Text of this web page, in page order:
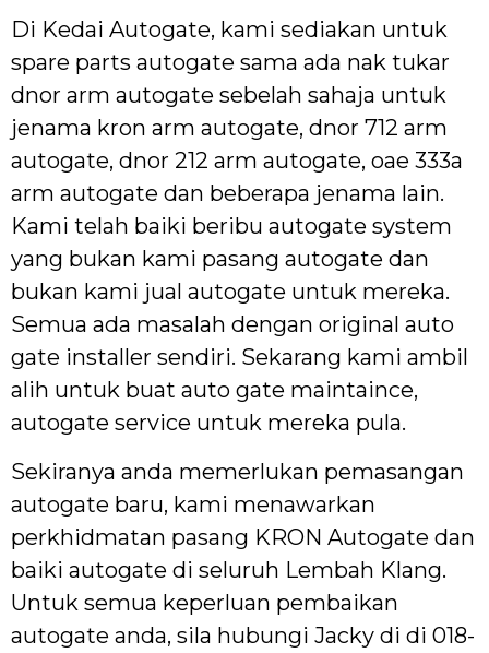
Di Kedai Autogate, kami sediakan untuk
spare parts autogate sama ada nak tukar
dnor arm autogate sebelah sahaja untuk
jenama kron arm autogate, dnor 712 arm
autogate, dnor 212 arm autogate, oae 333a
arm autogate dan beberapa jenama lain.
Kami telah baiki beribu autogate system
yang bukan kami pasang autogate dan
bukan kami jual autogate untuk mereka.
Semua ada masalah dengan original auto
gate installer sendiri. Sekarang kami ambil
alih untuk buat auto gate maintaince,
autogate service untuk mereka pula.
Sekiranya anda memerlukan pemasangan
autogate baru, kami menawarkan
perkhidmatan pasang KRON Autogate dan
baiki autogate di seluruh Lembah Klang.
Untuk semua keperluan pembaikan
autogate anda, sila hubungi Jacky di di 018-